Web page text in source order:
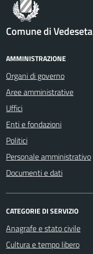
Comune di Vedeseta
AMMINISTRAZIONE
Organi di governo
Aree amministrative
Uffici
Enti e fondazioni
Politici
Personale amministrativo
Documenti e dati
CATEGORIE DI SERVIZIO
Anagrafe e stato civile
Cultura e tempo libero